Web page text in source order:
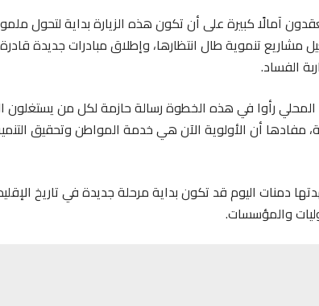
آمالًا كبيرة على أن تكون هذه الزيارة بداية لتحول
مشاريع تنموية طال انتظارها، وإطلاق مبادرات جديدة
الفساد.
رأوا في هذه الخطوة رسالة حازمة لكل من يستغلون
أن الأولوية الآن هي خدمة المواطن وتحقيق
دمنات اليوم قد تكون بداية مرحلة جديدة في تاريخ
والمؤسسات.